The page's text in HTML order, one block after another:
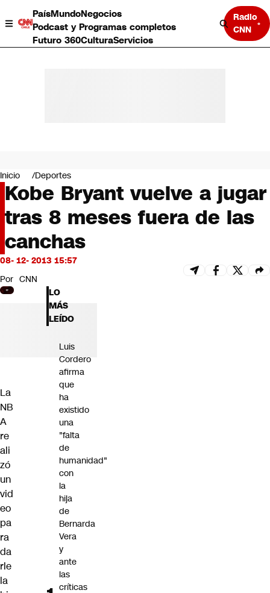
PaísMundoNegocios
Podcast y Programas completos
Futuro 360CulturaServicios
Radio
CNN
Negocios
Deportes
Programas completos
Cultura
Servicios
Bits
CNN tiempo
Futuro 360
Opinión
Inicio Deportes
Kobe Bryant vuelve a jugar
tras 8 meses fuera de las
canchas
08- 12- 2013 15:57
Por CNN
La
NB
A
re
ali
zó
un
vid
eo
pa
ra
da
rle
la
LO
MÁS
LEÍDO
Luis
Cordero
afirma
que
ha
existido
una
"falta
de
humanidad"
con
la
hija
de
Bernarda
Vera
y
ante
las
críticas